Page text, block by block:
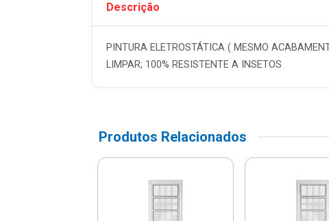
Descrição
PINTURA ELETROSTÁTICA ( MESMO
LIMPAR; 100% RESISTENTE A INSETOS
Produtos Relacionados